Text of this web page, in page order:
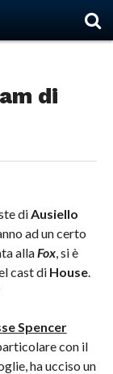
di
diAusiello
ad un certo
allaFox, si è
cast di House.
Spencer
con il
ha ucciso un